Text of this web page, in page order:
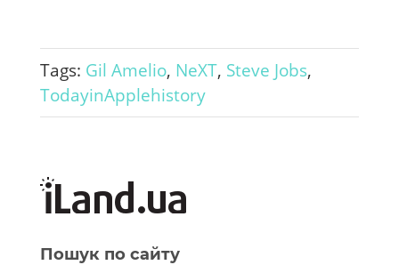
Tags: Gil Amelio, NeXT, Steve Jobs,
TodayinApplehistory
Пошук по сайту